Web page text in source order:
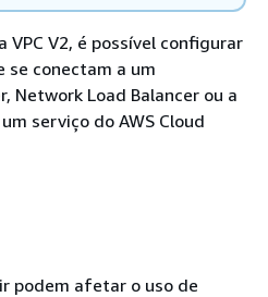
VPC V2, é possível configurar
se conectam a um
Network Load Balancer ou a
serviço do AWS Cloud
podem afetar o uso de